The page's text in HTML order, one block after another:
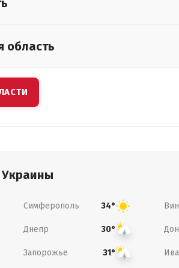
область
Симферополь 34°
Днепр 30°
Запорожье 31°